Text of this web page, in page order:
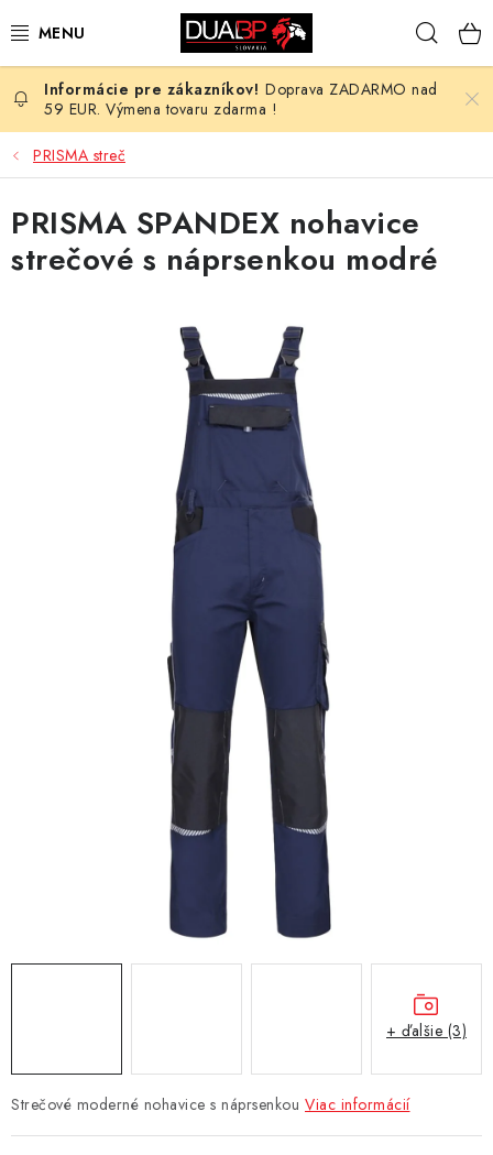
na
NOVÉ
PRACOVNÉ ODEVY
OBUV
HOTEL A SLUŽBY
OCHRANNÉ POMÔCKY
Chránená dielňa
Pre firmy
Doprava, platba a zľavy
Potlač lôg
Formulár na výmenu tovaru
Kto sme
Reklamačný poriadok
Formulár na vrátenie tovaru /odstúpenie od zmluvy
Zásady ochrany osobných údajov
Pravidlá a nastavenia cookies
Moja objednávka
Doprava ZADARMO nad
59 EUR. Výmena tovaru zdarma !
PRISMA streč
Strečové moderné nohavice s náprsenkou Viac informácií
PRISMA SPANDEX nohavice
strečové s náprsenkou modré
+ ďalšie (3)